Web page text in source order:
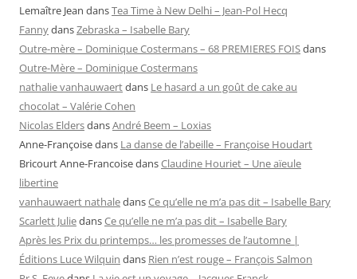
Lemaître Jean dansTea Time à New Delhi – Jean-Pol Hecq
FannydansZebraska – Isabelle Bary
Outre-mère – Dominique Costermans – 68 PREMIERES FOISdans
Outre-Mère – Dominique Costermans
nathalie vanhauwaertdans Le hasard a un goût de cake au
chocolat – Valérie Cohen
Nicolas EldersdansAndré Beem – Loxias
Anne-Françoisedans La danse de l’abeille – Françoise Houdart
Bricourt Anne-FrancoisedansClaudine Houriet – Une aïeule
libertine
vanhauwaert nathaledansCe qu’elle ne m’a pas dit – Isabelle Bary
Scarlett JuliedansCe qu’elle ne m’a pas dit – Isabelle Bary
Après les Prix du printemps… les promesses de l’automne |
Éditions Luce Wilquin dans Rien n’est rouge – François Salmon